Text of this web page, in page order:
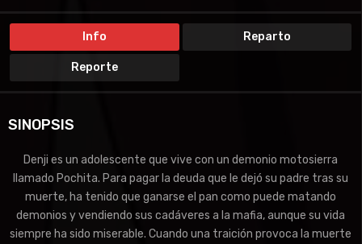
Info Reparto
Reporte
SINOPSIS
Denji es un adolescente que vive con un demonio motosierra
llamado Pochita. Para pagar la deuda que le dejó su padre tras su
muerte, ha tenido que ganarse el pan como puede matando
demonios y vendiendo sus cadáveres a la mafia, aunque su vida
siempre ha sido miserable. Cuando una traición provoca la muerte